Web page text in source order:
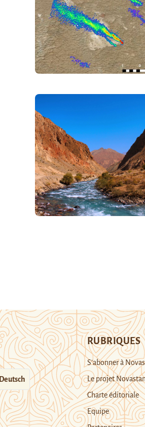
Deutsch
RUBRIQUES
S’abonner à
Le projet
Charte éditoriale
Equipe